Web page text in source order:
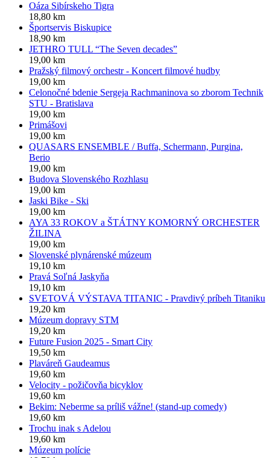
Oáza Sibírskeho Tigra
18,80 km
Športservis Biskupice
18,90 km
JETHRO TULL “The Seven decades”
19,00 km
Pražský filmový orchestr - Koncert filmové hudby
19,00 km
Celonočné bdenie Sergeja Rachmaninova so zborom Technik
STU - Bratislava
19,00 km
Primášovi
19,00 km
QUASARS ENSEMBLE / Buffa, Schermann, Purgina,
Berio
19,00 km
Budova Slovenského Rozhlasu
19,00 km
Jaski Bike - Ski
19,00 km
AYA 33 ROKOV a ŠTÁTNY KOMORNÝ ORCHESTER
ŽILINA
19,00 km
Slovenské plynárenské múzeum
19,10 km
Pravá Soľná Jaskyňa
19,10 km
SVETOVÁ VÝSTAVA TITANIC - Pravdivý príbeh Titaniku
19,20 km
Múzeum dopravy STM
19,20 km
Future Fusion 2025 - Smart City
19,50 km
Plaváreň Gaudeamus
19,60 km
Velocity - požičovňa bicyklov
19,60 km
Bekim: Neberme sa príliš vážne! (stand-up comedy)
19,60 km
Trochu inak s Adelou
19,60 km
Múzeum polície